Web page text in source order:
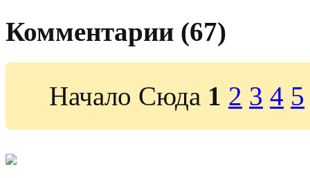
Комментарии (67)
Начало Сюда 1 2 3 4 5